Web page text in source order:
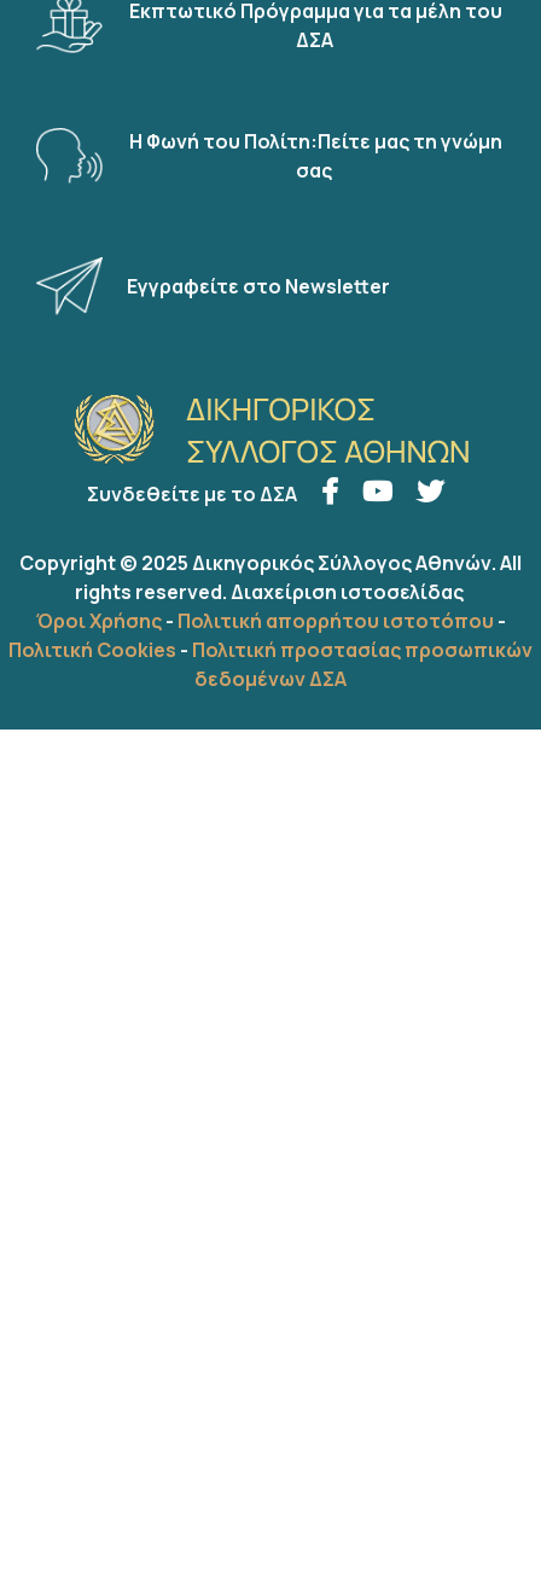
Εκπτωτικό Πρόγραμμα για τα μέλη του
ΔΣΑ
Η Φωνή του Πολίτη:Πείτε μας τη γνώμη
σας
Εγγραφείτε στο Newsletter
Συνδεθείτε με το ΔΣΑ
Copyright © 2025 Δικηγορικός Σύλλογος Αθηνών. All
rights reserved.Διαχείριση ιστοσελίδας
Όροι Χρήσης- Πολιτική απορρήτου ιστοτόπου -
Πολιτική Cookies - Πολιτική προστασίας προσωπικών
δεδομένων ΔΣΑ